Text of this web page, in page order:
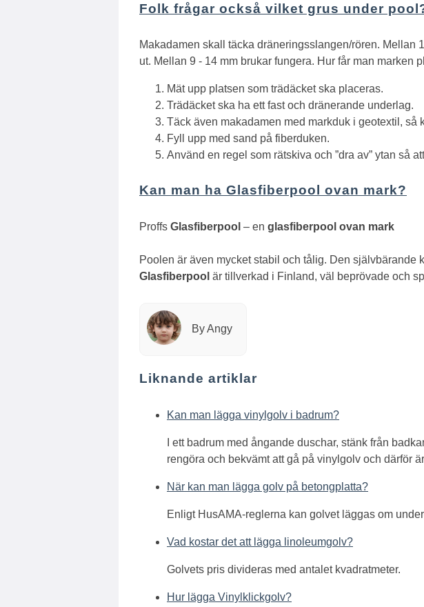
Folk frågar också vilket grus under
Makadamen skall täcka dräneringsslangen/rören. Mellan
ut. Mellan 9 - 14 mm brukar fungera. Hur får man marken
Mät upp platsen som trädäcket ska placeras.
Trädäcket ska ha ett fast och dränerande underlag.
Täck även makadamen med markduk i geotextil, så
Fyll upp med sand på fiberduken.
Använd en regel som rätskiva och ”dra av” ytan så
Kan man ha Glasfiberpool ovan mark?
Proffs Glasfiberpool – en glasfiberpool ovan mark
Poolen är även mycket stabil och tålig. Den
Glasfiberpool är tillverkad i Finland, väl beprövade och
By Angy
Liknande artiklar
Kan man lägga vinylgolv i badrum?
I ett badrum med ångande duschar, stänk från
rengöra och bekvämt att gå på vinylgolv och därför
När kan man lägga golv på betongplatta?
Enligt HusAMA-reglerna kan golvet läggas om
Vad kostar det att lägga linoleumgolv?
Golvets pris divideras med antalet kvadratmeter.
Hur lägga Vinylklickgolv?